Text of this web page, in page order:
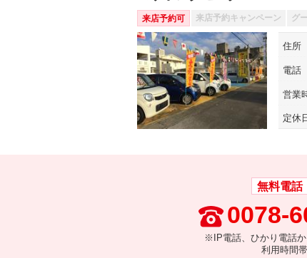
来店予約可 来店予約キャンペーン グ
住所
電話
営業
定休
無料電話
0078-
※IP電話、ひかり電話か
利用時間